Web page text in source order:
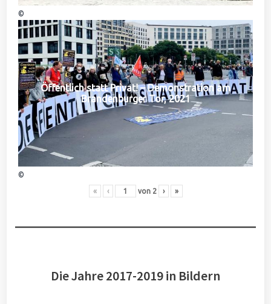
©
Öffentlich statt Privat! – Demonstration am
Brandenburger Tor, 2021
©
« ‹ von 2 › »
Die Jahre 2017-2019 in Bildern